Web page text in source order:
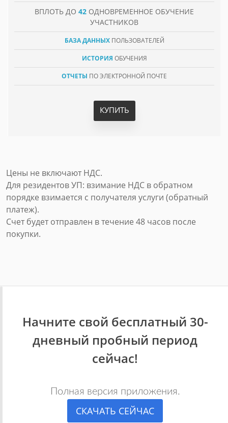
ВПЛОТЬ ДО 42 ОДНОВРЕМЕННОЕ ОБУЧЕНИЕ
УЧАСТНИКОВ
БАЗА ДАННЫХПОЛЬЗОВАТЕЛЕЙ
ИСТОРИЯ ОБУЧЕНИЯ
ОТЧЕТЫ ПО ЭЛЕКТРОННОЙ ПОЧТЕ
КУПИТЬ
Цены не включают НДС.
Для резидентов УП: взимание НДС в обратном
порядке взимается с получателя услуги (обратный
платеж).
Счет будет отправлен в течение 48 часов после
покупки.
Начните свой бесплатный 30-
дневный пробный период
сейчас!
Полная версия приложения.
СКАЧАТЬ СЕЙЧАС